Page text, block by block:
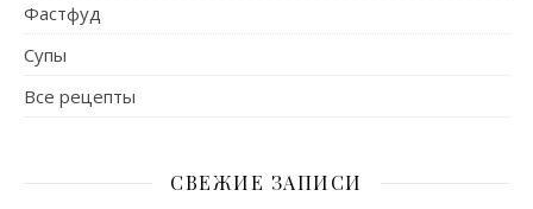
Фастфуд
Супы
Все рецепты
СВЕЖИЕ ЗАПИСИ